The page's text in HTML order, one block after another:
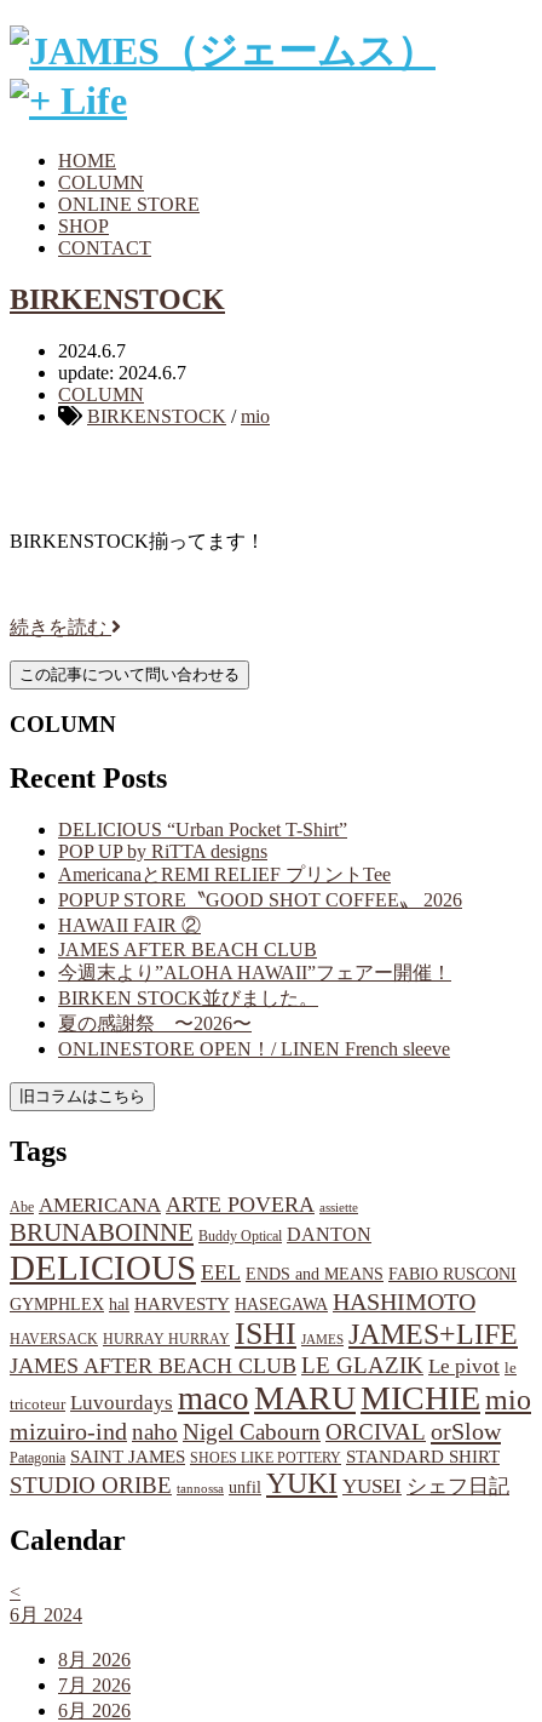
HOME
COLUMN
ONLINE STORE
SHOP
CONTACT
BIRKENSTOCK
2024.6.7
update: 2024.6.7
COLUMN
BIRKENSTOCK /mio
BIRKENSTOCK揃ってます！
続きを読む
COLUMN
Recent Posts
DELICIOUS “Urban Pocket T-Shirt”
POP UP by RiTTA designs
AmericanaとREMI RELIEF プリントTee
POPUP STORE〝GOOD SHOT COFFEE〟 2026
HAWAII FAIR ②
JAMES AFTER BEACH CLUB
今週末より”ALOHA HAWAII”フェアー開催！
BIRKEN STOCK並びました。
夏の感謝祭 〜2026〜
ONLINESTORE OPEN！/ LINEN French sleeve
Tags
Abe AMERICANA ARTE POVERA assiette
BRUNABOINNE Buddy Optical DANTON
DELICIOUS EEL ENDS and MEANS FABIO RUSCONI
GYMPHLEX hal HARVESTY HASEGAWA HASHIMOTO
HAVERSACK HURRAY HURRAY ISHI JAMES JAMES+LIFE
JAMES AFTER BEACH CLUB LE GLAZIK Le pivot le
tricoteur Luvourdays macoMARUMICHIEmio
mizuiro-ind naho Nigel Cabourn ORCIVAL orSlow
Patagonia SAINT JAMES SHOES LIKE POTTERY STANDARD SHIRT
STUDIO ORIBE tannossa unfil YUKI YUSEI シェフ日記
Calendar
<
6月 2024
8月 2026
7月 2026
6月 2026